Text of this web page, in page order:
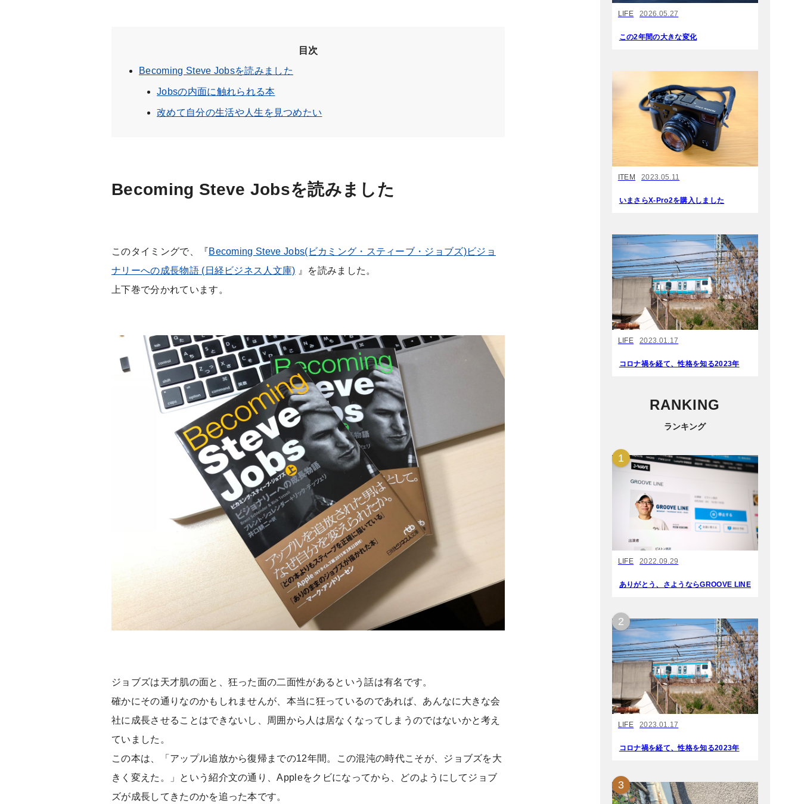
目次
Becoming Steve Jobsを読みました
Jobsの内面に触れられる本
改めて自分の生活や人生を見つめたい
Becoming Steve Jobsを読みました
このタイミングで、『Becoming Steve Jobs(ビカミング・スティーブ・ジョブズ)ビジョ
ナリーへの成長物語 (日経ビジネス人文庫) 』を読みました。
上下巻で分かれています。
ジョブズは天才肌の面と、狂った面の二面性があるという話は有名です。
確かにその通りなのかもしれませんが、本当に狂っているのであれば、あんなに大きな会
社に成長させることはできないし、周囲から人は居なくなってしまうのではないかと考え
ていました。
この本は、「アップル追放から復帰までの12年間。この混沌の時代こそが、ジョブズを大
きく変えた。」という紹介文の通り、Appleをクビになってから、どのようにしてジョブ
ズが成長してきたのかを追った本です。
LIFE 2026.05.27
この2年間の大きな変化
ITEM 2023.05.11
いまさらX-Pro2を購入しました
LIFE 2023.01.17
コロナ禍を経て、性格を知る2023年
RANKING
ランキング
LIFE 2022.09.29
ありがとう、さようならGROOVE LINE
LIFE 2023.01.17
コロナ禍を経て、性格を知る2023年